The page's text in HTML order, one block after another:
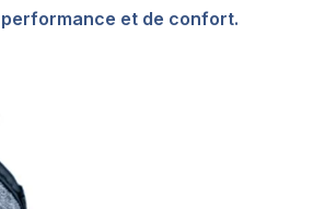
et de confort.